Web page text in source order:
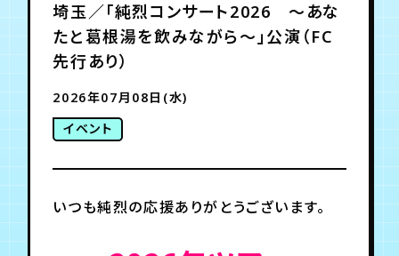
お知らせ
NEWS
日程
SCHEDULE
チケット
TICKET
紹介
PROFILE
作品
DISCOGRAPHY
日記
BLOG
グッズ
GOODS
ホーム
HOME
ファン
クラブ
会員登録 ログイン
チケット
FC TICKET
お知らせ
月会員制ファンクラブ
埼玉／「純烈コンサート2026 〜あな
たと葛根湯を飲みながら〜」公演（FC
先行あり）
2026年07月08日(水)
イベント
いつも純烈の応援ありがとうございます。